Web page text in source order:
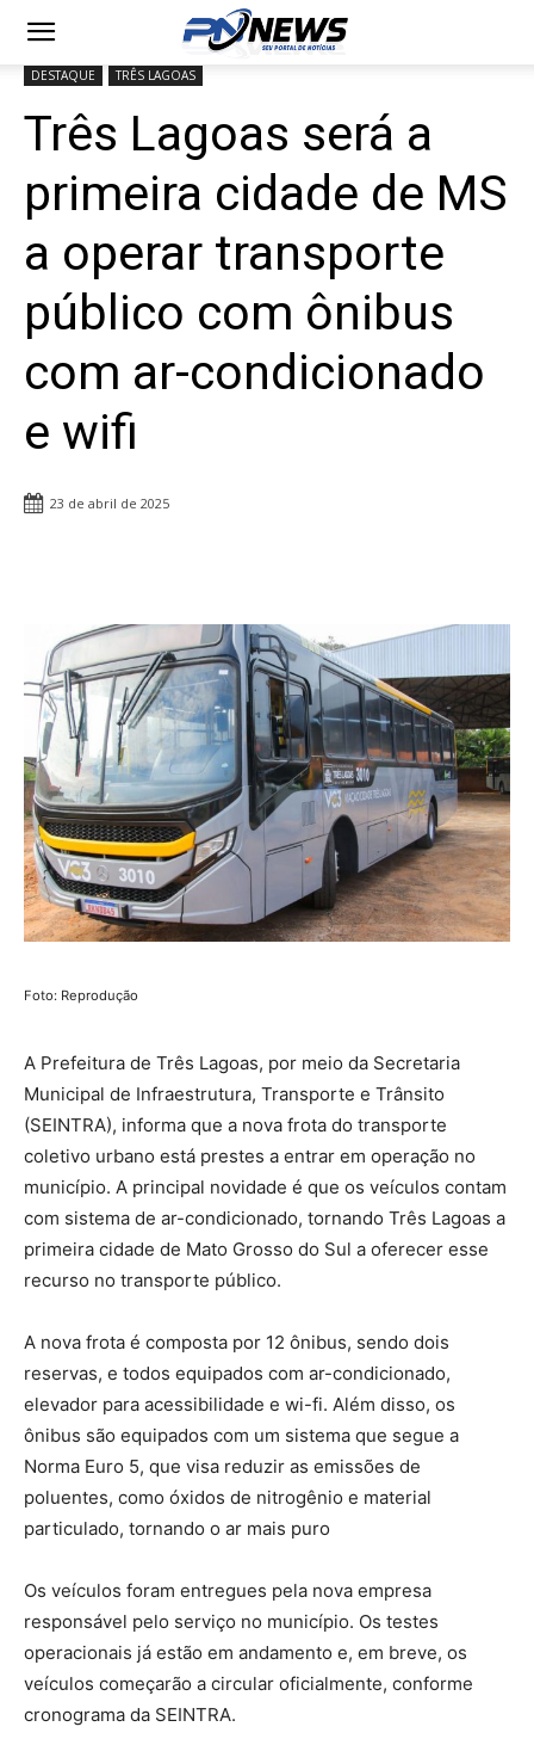
DESTAQUE TRÊS LAGOAS
Três Lagoas será a
primeira cidade de MS
a operar transporte
público com ônibus
com ar-condicionado
e wifi
23 de abril de 2025
Foto: Reprodução
A Prefeitura de Três Lagoas, por meio da Secretaria
Municipal de Infraestrutura, Transporte e Trânsito
(SEINTRA), informa que a nova frota do transporte
coletivo urbano está prestes a entrar em operação no
município. A principal novidade é que os veículos contam
com sistema de ar-condicionado, tornando Três Lagoas a
primeira cidade de Mato Grosso do Sul a oferecer esse
recurso no transporte público.
A nova frota é composta por 12 ônibus, sendo dois
reservas, e todos equipados com ar-condicionado,
elevador para acessibilidade e wi-fi. Além disso, os
ônibus são equipados com um sistema que segue a
Norma Euro 5, que visa reduzir as emissões de
poluentes, como óxidos de nitrogênio e material
particulado, tornando o ar mais puro
Os veículos foram entregues pela nova empresa
responsável pelo serviço no município. Os testes
operacionais já estão em andamento e, em breve, os
veículos começarão a circular oficialmente, conforme
cronograma da SEINTRA.